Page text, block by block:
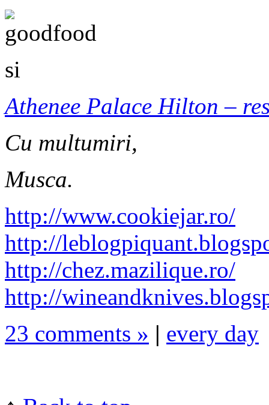
si
Athenee Palace Hilton –
Cu multumiri,
Musca.
http://www.cookiejar.ro/
http://
http://chez.mazilique.ro/
http://
23 comments » | every day